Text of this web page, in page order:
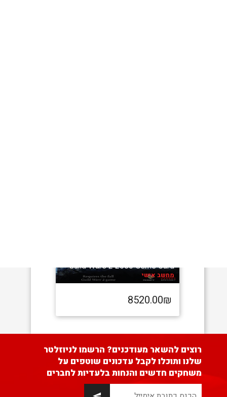
Guild Wars 2 2000 Gems Card
מחשב אישי
8520.00₪
רוצים להשאר מעודכנים? הרשמו לניוזלטר
שלנו ותוכלו לקבל עדכונים שוטפים על
משחקים חדשים והנחות בלעדיות לחברים